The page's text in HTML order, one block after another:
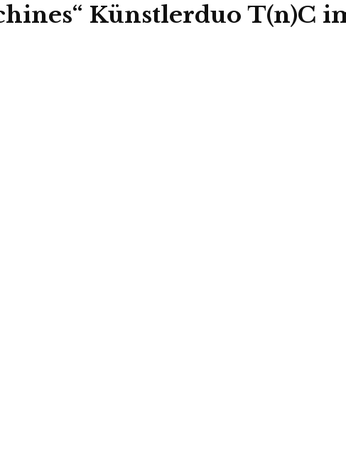
Künstlerduo T(n)C